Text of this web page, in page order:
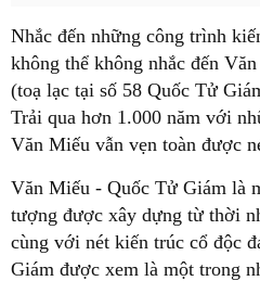
Nhắc đến những công trình
không thể không nhắc đến
(toạ lạc tại số 58 Quốc Tử
Trải qua hơn 1.000 năm với
Văn Miếu vẫn vẹn toàn được
Văn Miếu - Quốc Tử Giám là
tượng được xây dựng từ thời
cùng với nét kiến trúc cổ độc
Giám được xem là một trong